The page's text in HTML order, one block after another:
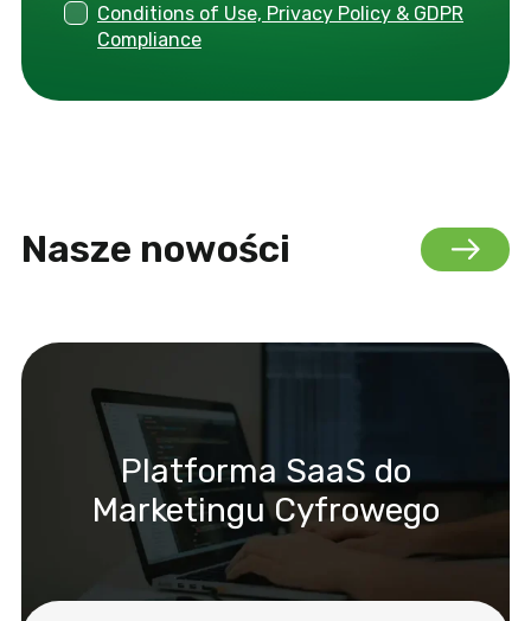
Conditions of Use, Privacy Policy & GDPR
Compliance
Nasze nowości
Platforma SaaS do
Marketingu Cyfrowego